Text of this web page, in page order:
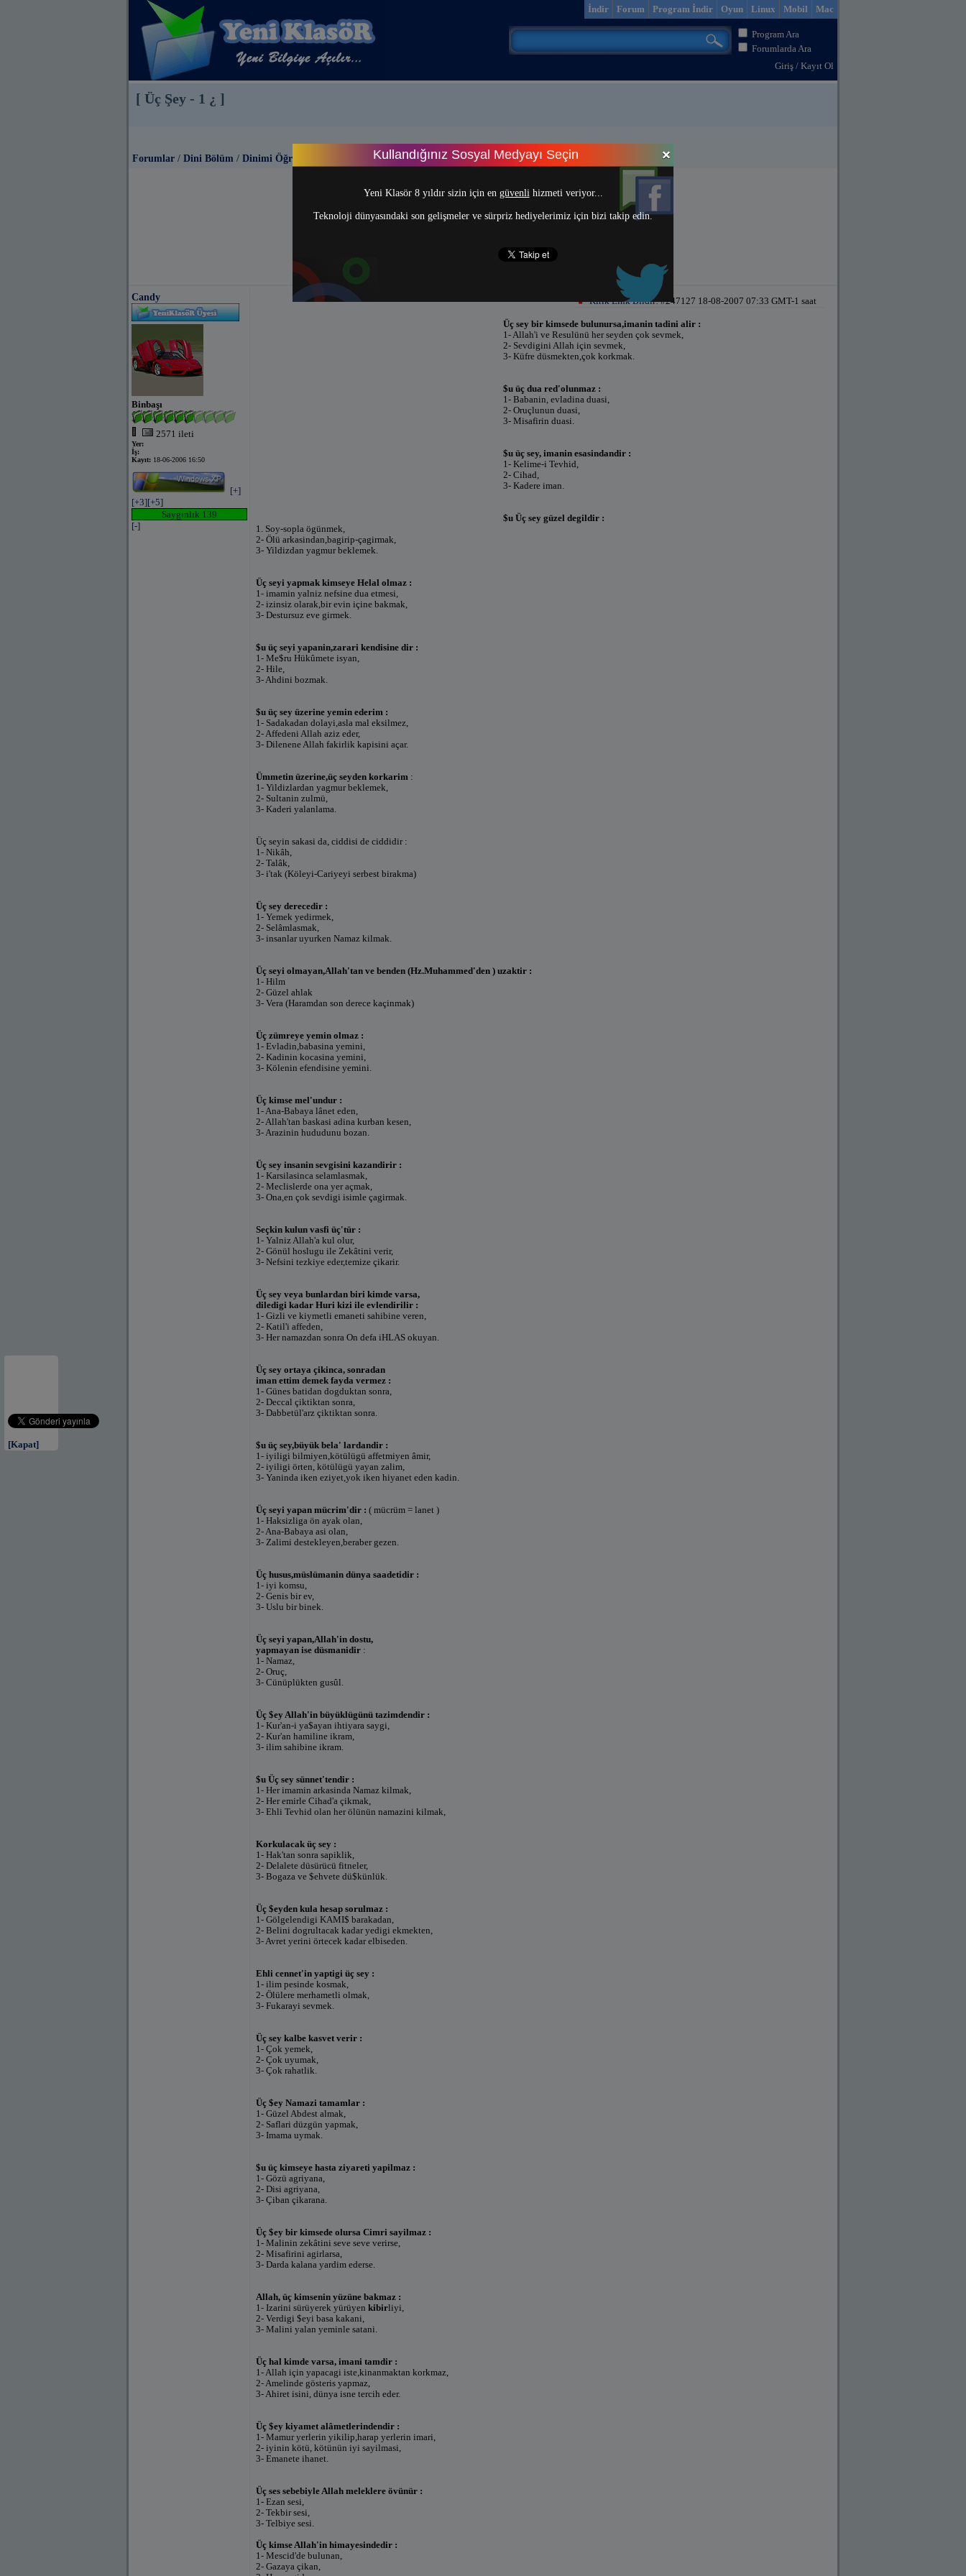
[Kapat]
Mac
Mobil
Linux
Oyun
Program İndir
Forum
İndir
Program Ara
Forumlarda Ara
Giriş / Kayıt Ol
Kullandığınız Sosyal Medyayı Seçin
Yeni Klasör 8 yıldır sizin için en güvenlihizmeti veriyor...
Teknoloji dünyasındaki son gelişmeler ve sürpriz hediyelerimiz için bizi takip edin.
[ Üç Şey - 1 ¿ ]
Forumlar / Dini Bölüm / Dinimi Öğreniyorum
Candy
Binbaşı
2571 ileti
Yer:
İş:
Kayıt: 18-06-2006 16:50
[+]
[+3][+5]
Saygınlık 139
[-]
Kırık Link Bildir!#247127 18-08-2007 07:33 GMT-1 saat
Üç sey bir kimsede bulunursa,imanin tadini alir :
1- Allah'i ve Resulünü her seyden çok sevmek,
2- Sevdigini Allah için sevmek,
3- Küfre düsmekten,çok korkmak.
$u üç dua red'olunmaz :
1- Babanin, evladina duasi,
2- Oruçlunun duasi,
3- Misafirin duasi.
$u üç sey, imanin esasindandir :
1- Kelime-i Tevhid,
2- Cihad,
3- Kadere iman.
$u Üç sey güzel degildir :
1. Soy-sopla ögünmek,
2- Ölü arkasindan,bagirip-çagirmak,
3- Yildizdan yagmur beklemek.
Üç seyi yapmak kimseye Helal olmaz :
1- imamin yalniz nefsine dua etmesi,
2- izinsiz olarak,bir evin içine bakmak,
3- Destursuz eve girmek.
$u üç seyi yapanin,zarari kendisine dir :
1- Me$ru Hükûmete isyan,
2- Hile,
3- Ahdini bozmak.
$u üç sey üzerine yemin ederim :
1- Sadakadan dolayi,asla mal eksilmez,
2- Affedeni Allah aziz eder,
3- Dilenene Allah fakirlik kapisini açar.
Ümmetin üzerine,üç seyden korkarim :
1- Yildizlardan yagmur beklemek,
2- Sultanin zulmü,
3- Kaderi yalanlama.
Üç seyin sakasi da, ciddisi de ciddidir :
1- Nikâh,
2- Talâk,
3- i'tak (Köleyi-Cariyeyi serbest birakma)
Üç sey derecedir :
1- Yemek yedirmek,
2- Selâmlasmak,
3- insanlar uyurken Namaz kilmak.
Üç seyi olmayan,Allah'tan ve benden (Hz.Muhammed'den ) uzaktir :
1- Hilm
2- Güzel ahlak
3- Vera (Haramdan son derece kaçinmak)
Üç zümreye yemin olmaz :
1- Evladin,babasina yemini,
2- Kadinin kocasina yemini,
3- Kölenin efendisine yemini.
Üç kimse mel'undur :
1- Ana-Babaya lânet eden,
2- Allah'tan baskasi adina kurban kesen,
3- Arazinin hududunu bozan.
Üç sey insanin sevgisini kazandirir :
1- Karsilasinca selamlasmak,
2- Meclislerde ona yer açmak,
3- Ona,en çok sevdigi isimle çagirmak.
Seçkin kulun vasfi üç'tür :
1- Yalniz Allah'a kul olur,
2- Gönül hoslugu ile Zekâtini verir,
3- Nefsini tezkiye eder,temize çikarir.
Üç sey veya bunlardan biri kimde varsa,
diledigi kadar Huri kizi ile evlendirilir :
1- Gizli ve kiymetli emaneti sahibine veren,
2- Katil'i affeden,
3- Her namazdan sonra On defa iHLAS okuyan.
Üç sey ortaya çikinca, sonradan
iman ettim demek fayda vermez :
1- Günes batidan dogduktan sonra,
2- Deccal çiktiktan sonra,
3- Dabbetül'arz çiktiktan sonra.
$u üç sey,büyük bela' lardandir :
1- iyiligi bilmiyen,kötülügü affetmiyen âmir,
2- iyiligi örten, kötülügü yayan zalim,
3- Yaninda iken eziyet,yok iken hiyanet eden kadin.
Üç seyi yapan mücrim'dir : ( mücrüm = lanet )
1- Haksizliga ön ayak olan,
2- Ana-Babaya asi olan,
3- Zalimi destekleyen,beraber gezen.
Üç husus,müslümanin dünya saadetidir :
1- iyi komsu,
2- Genis bir ev,
3- Uslu bir binek.
Üç seyi yapan,Allah'in dostu,
yapmayan ise düsmanidir :
1- Namaz,
2- Oruç,
3- Cünüplükten gusûl.
Üç $ey Allah'in büyüklügünü tazimdendir :
1- Kur'an-i ya$ayan ihtiyara saygi,
2- Kur'an hamiline ikram,
3- ilim sahibine ikram.
$u Üç sey sünnet'tendir :
1- Her imamin arkasinda Namaz kilmak,
2- Her emirle Cihad'a çikmak,
3- Ehli Tevhid olan her ölünün namazini kilmak,
Korkulacak üç sey :
1- Hak'tan sonra sapiklik,
2- Delalete düsürücü fitneler,
3- Bogaza ve $ehvete dü$künlük.
Üç $eyden kula hesap sorulmaz :
1- Gölgelendigi KAMI$ barakadan,
2- Belini dogrultacak kadar yedigi ekmekten,
3- Avret yerini örtecek kadar elbiseden.
Ehli cennet'in yaptigi üç sey :
1- ilim pesinde kosmak,
2- Ölülere merhametli olmak,
3- Fukarayi sevmek.
Üç sey kalbe kasvet verir :
1- Çok yemek,
2- Çok uyumak,
3- Çok rahatlik.
Üç $ey Namazi tamamlar :
1- Güzel Abdest almak,
2- Saflari düzgün yapmak,
3- Imama uymak.
$u üç kimseye hasta ziyareti yapilmaz :
1- Gözü agriyana,
2- Disi agriyana,
3- Çiban çikarana.
Üç $ey bir kimsede olursa Cimri sayilmaz :
1- Malinin zekâtini seve seve verirse,
2- Misafirini agirlarsa,
3- Darda kalana yardim ederse.
Allah, üç kimsenin yüzüne bakmaz :
1- Izarini sürüyerek yürüyen kibirliyi,
2- Verdigi $eyi basa kakani,
3- Malini yalan yeminle satani.
Üç hal kimde varsa, imani tamdir :
1- Allah için yapacagi iste,kinanmaktan korkmaz,
2- Amelinde gösteris yapmaz,
3- Ahiret isini, dünya isne tercih eder.
Üç $ey kiyamet alâmetlerindendir :
1- Mamur yerlerin yikilip,harap yerlerin imari,
2- iyinin kötü, kötünün iyi sayilmasi,
3- Emanete ihanet.
Üç ses sebebiyle Allah meleklere övünür :
1- Ezan sesi,
2- Tekbir sesi,
3- Telbiye sesi.
Üç kimse Allah'in himayesindedir :
1- Mescid'de bulunan,
2- Gazaya çikan,